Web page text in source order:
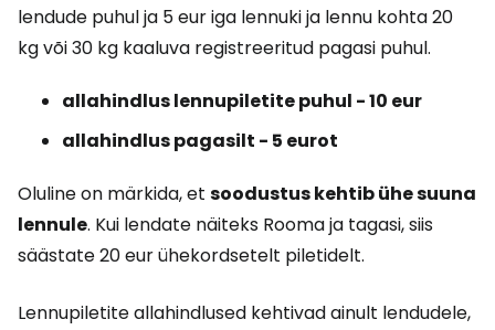
lendude puhul ja 5 eur iga lennuki ja lennu kohta 20
kg või 30 kg kaaluva registreeritud pagasi puhul.
allahindlus lennupiletite puhul - 10 eur
allahindlus pagasilt - 5 eurot
Oluline on märkida, et soodustus kehtib ühe suuna
lennule. Kui lendate näiteks Rooma ja tagasi, siis
säästate 20 eur ühekordsetelt piletidelt.
Lennupiletite allahindlused kehtivad ainult lendudele,